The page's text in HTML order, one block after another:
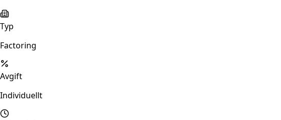
Typ
Factoring
Avgift
Individuellt